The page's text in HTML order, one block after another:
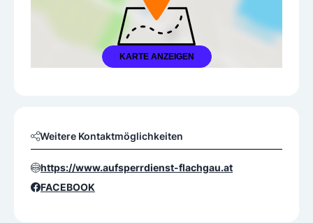
KARTE ANZEIGEN
Weitere Kontaktmöglichkeiten
https://www.aufsperrdienst-flachgau.at
FACEBOOK